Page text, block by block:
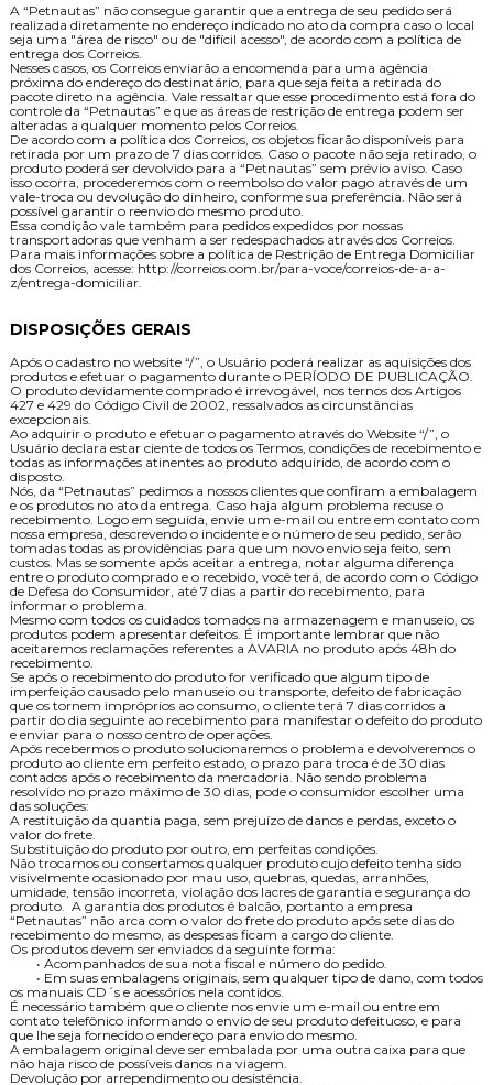
A “Petnautas” não consegue garantir que a entrega de seu pedido ser
realizada diretamente no endereço indicado no ato da compra caso o local
seja uma "área de risco" ou de "difícil acesso", de acordo com a política de
entrega dos Correios.
Nesses casos, os Correios enviarão a encomenda para uma agência
próxima do endereço do destinatário, para que seja feita a retirada do
pacote direto na agência. Vale ressaltar que esse procedimento está fora do
controle da “Petnautas” e que as áreas de restrição de entrega podem ser
alteradas a qualquer momento pelos Correios.
De acordo com a política dos Correios, os objetos ficarão disponíveis para
retirada por um prazo de 7 dias corridos. Caso o pacote não seja retirado, o
produto poderá ser devolvido para a “Petnautas” sem prévio aviso. Caso
isso ocorra, procederemos com o reembolso do valor pago através de um
vale-troca ou devolução do dinheiro, conforme sua preferência. Não ser
possível garantir o reenvio do mesmo produto.
Essa condição vale também para pedidos expedidos por nossas
transportadoras que venham a ser redespachados através dos Correios.
Para mais informações sobre a política de Restrição de Entrega Domiciliar
dos Correios, acesse: http://correios.com.br/para-voce/correios-de-a-a-
z/entrega-domiciliar.
DISPOSIÇÕES GERAIS
Após o cadastro no website “/”, o Usuário poderá realizar as aquisições dos
produtos e efetuar o pagamento durante o PERÍODO DE PUBLICAÇÃO.
O produto devidamente comprado é irrevogável, nos ternos dos Artigos
427 e 429 do Código Civil de 2002, ressalvados as circunstâncias
excepcionais.
Ao adquirir o produto e efetuar o pagamento através do Website “/”, o
Usuário declara estar ciente de todos os Termos, condições de recebimento e
todas as informações atinentes ao produto adquirido, de acordo com o
disposto.
Nós, da “Petnautas” pedimos a nossos clientes que confiram a embalagem
e os produtos no ato da entrega. Caso haja algum problema recuse o
recebimento. Logo em seguida, envie um e-mail ou entre em contato com
nossa empresa, descrevendo o incidente e o número de seu pedido, serão
tomadas todas as providências para que um novo envio seja feito, sem
custos. Mas se somente após aceitar a entrega, notar alguma diferença
entre o produto comprado e o recebido, você terá, de acordo com o Código
de Defesa do Consumidor, até 7 dias a partir do recebimento, para
informar o problema.
Mesmo com todos os cuidados tomados na armazenagem e manuseio, os
produtos podem apresentar defeitos. É importante lembrar que não
aceitaremos reclamações referentes a AVARIA no produto após 48h do
recebimento.
Se após o recebimento do produto for verificado que algum tipo de
imperfeição causado pelo manuseio ou transporte, defeito de fabricação
que os tornem impróprios ao consumo, o cliente terá 7 dias corridos a
partir do dia seguinte ao recebimento para manifestar o defeito do produto
e enviar para o nosso centro de operações.
Após recebermos o produto solucionaremos o problema e devolveremos o
produto ao cliente em perfeito estado, o prazo para troca é de 30 dias
contados após o recebimento da mercadoria. Não sendo problema
resolvido no prazo máximo de 30 dias, pode o consumidor escolher uma
das soluções:
A restituição da quantia paga, sem prejuízo de danos e perdas, exceto o
valor do frete.
Substituição do produto por outro, em perfeitas condições.
Não trocamos ou consertamos qualquer produto cujo defeito tenha sido
visivelmente ocasionado por mau uso, quebras, quedas, arranhões,
umidade, tensão incorreta, violação dos lacres de garantia e segurança do
produto. A garantia dos produtos é balcão, portanto a empresa
“Petnautas” não arca com o valor do frete do produto após sete dias do
recebimento do mesmo, as despesas ficam a cargo do cliente.
Os produtos devem ser enviados da seguinte forma:
• Acompanhados de sua nota fiscal e número do pedido.
• Em suas embalagens originais, sem qualquer tipo de dano, com todos
os manuais CD´s e acessórios nela contidos.
É necessário também que o cliente nos envie um e-mail ou entre em
contato telefônico informando o envio de seu produto defeituoso, e para
que lhe seja fornecido o endereço para envio do mesmo.
A embalagem original deve ser embalada por uma outra caixa para que
não haja risco de possíveis danos na viagem.
Devolução por arrependimento ou desistência.